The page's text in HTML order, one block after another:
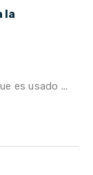
la
es usado ...